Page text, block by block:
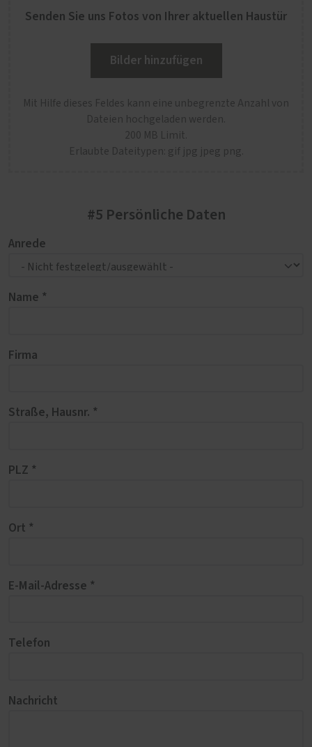
Senden Sie uns Fotos von Ihrer aktuellen Haustür
Bilder hinzufügen
Mit Hilfe dieses Feldes kann eine unbegrenzte Anzahl von
Dateien hochgeladen werden.
200 MB Limit.
Erlaubte Dateitypen: gif jpg jpeg png.
#5 Persönliche Daten
Anrede
Name *
Firma
Straße, Hausnr. *
PLZ *
Ort *
E-Mail-Adresse *
Telefon
Nachricht